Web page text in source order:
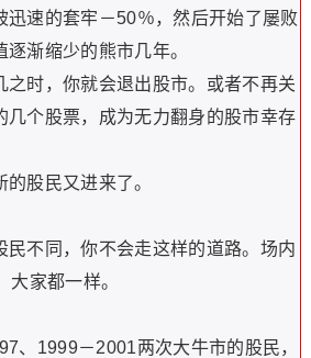
迅速的套牢－50％，然后开始了屡败
渐缩少的熊市几年。
之时，你就会退出股市。或者不再关
几个股票，成为无力翻身的股市幸存
股民又进来了。
民不同，你不会走这样的道路。场内
大家都一样。
、1999－2001两次大牛市的股民，